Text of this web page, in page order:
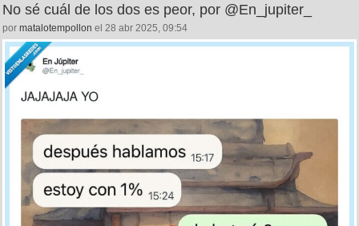
No sé cuál de los dos es peor, por @En_jupiter_
por matalotempollon el 28 abr 2025, 09:54